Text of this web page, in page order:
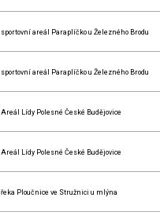
sportovní areál Paraplíčko u Železného Brodu
sportovní areál Paraplíčko u Železného Brodu
Areál Lídy Polesné České Budějovice
Areál Lídy Polesné České Budějovice
řeka Ploučnice ve Stružnici u mlýna